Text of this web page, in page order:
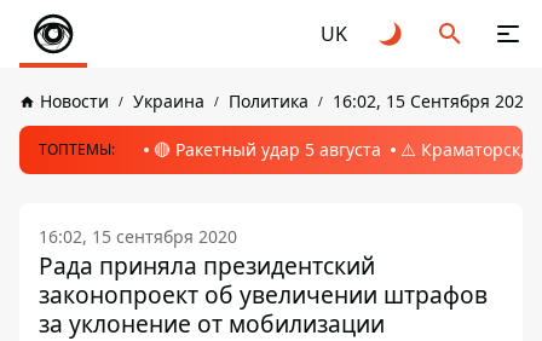
UK
Новости Украина Политика 16:02, 15 Сентября 2020
ТОПТЕМЫ: 🔴 Ракетный удар 5 августа ⚠️ Краматорск,
16:02, 15 сентября 2020
Рада приняла президентский
законопроект об увеличении штрафов
за уклонение от мобилизации